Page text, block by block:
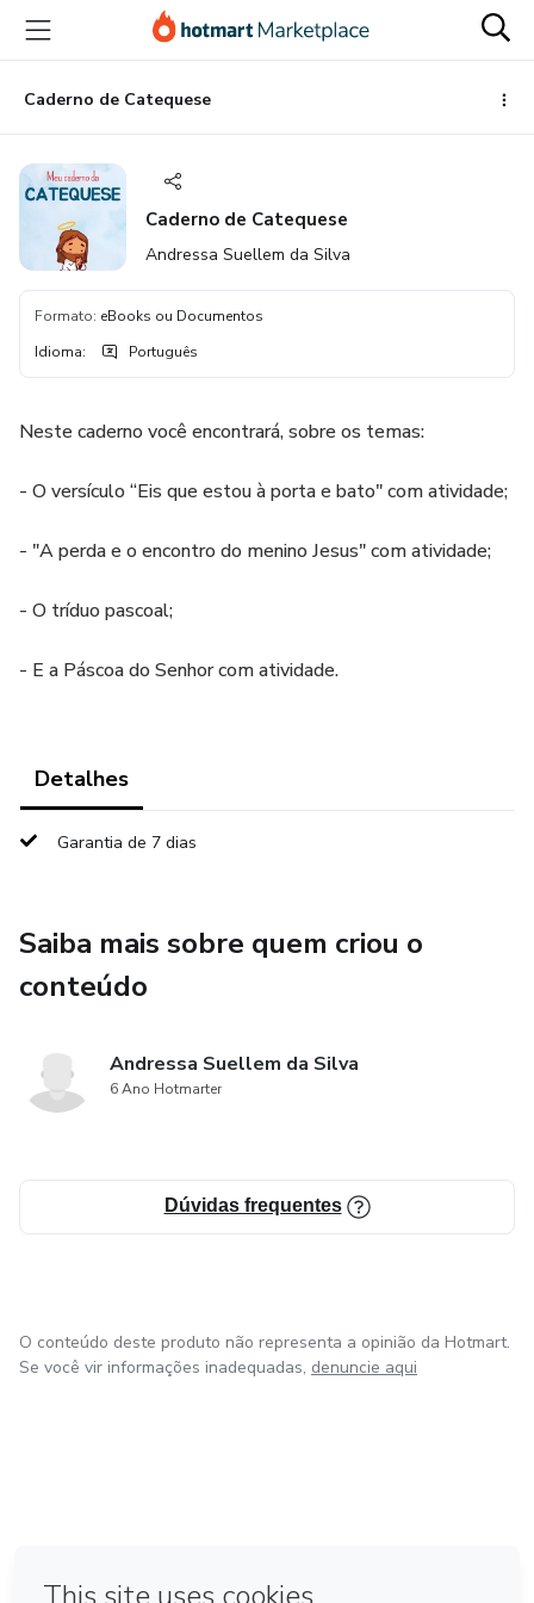
para
conteúdo
principal
para
pagamento
para
rodapéCaderno de Catequese
Caderno de Catequese
Andressa Suellem da Silva
Formato: eBooks ou Documentos
Idioma: Português
Neste caderno você encontrará, sobre os temas:
- O versículo “Eis que estou à porta e bato" com atividade;
- "A perda e o encontro do menino Jesus" com atividade;
- O tríduo pascoal;
- E a Páscoa do Senhor com atividade.
Detalhes
Garantia de 7 dias
Saiba mais sobre quem criou o
conteúdo
Andressa Suellem da Silva
6 Ano Hotmarter
Dúvidas frequentes
O conteúdo deste produto não representa a opinião da Hotmart.
Se você vir informações inadequadas, denuncie aqui
Feito com ❤ na Cidade do México